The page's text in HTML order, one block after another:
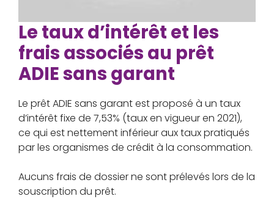
Le taux d’intérêt et les
frais associés au prêt
ADIE sans garant
Le prêt ADIE sans garant est proposé à un taux
d’intérêt fixe de 7,53% (taux en vigueur en 2021),
ce qui est nettement inférieur aux taux pratiqués
par les organismes de crédit à la consommation.
Aucuns frais de dossier ne sont prélevés lors de la
souscription du prêt.